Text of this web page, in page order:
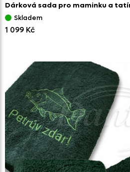
Dárková sada pro maminku a
Skladem
1 099 Kč